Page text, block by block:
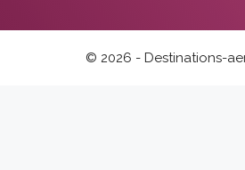
© 2026 - Destinations-